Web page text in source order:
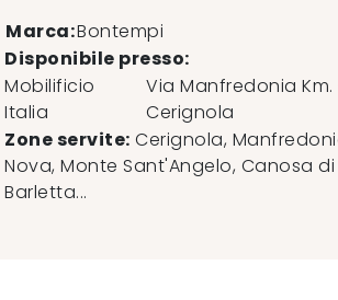
Marca:Bontempi
Disponibile presso:
Mobilificio
Italia
Via Manfredonia Km.
Cerignola
Zone servite: Cerignola,
Nova, Monte Sant'Angelo, Canosa di
Barletta...